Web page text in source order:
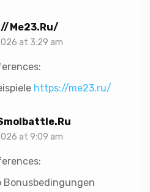
me23.ru/
at 3:29 am
https://me23.ru/
at 9:09 am
Bonusbedingungen